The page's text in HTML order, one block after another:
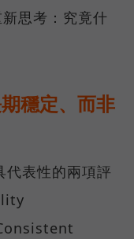
思考：究竟什
穩定、而非
表性的兩項評